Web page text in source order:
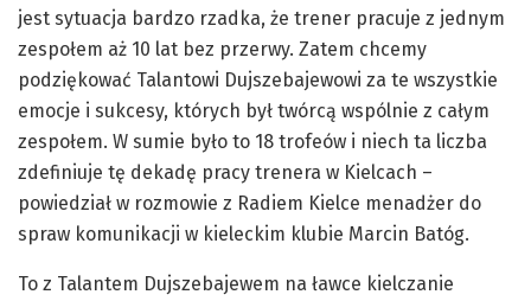
jest sytuacja bardzo rzadka, że trener pracuje z jednym
zespołem aż 10 lat bez przerwy. Zatem chcemy
podziękować Talantowi Dujszebajewowi za te wszystkie
emocje i sukcesy, których był twórcą wspólnie z całym
zespołem. W sumie było to 18 trofeów i niech ta liczba
zdefiniuje tę dekadę pracy trenera w Kielcach –
powiedział w rozmowie z Radiem Kielce menadżer do
spraw komunikacji w kieleckim klubie Marcin Batóg.
To z Talantem Dujszebajewem na ławce kielczanie